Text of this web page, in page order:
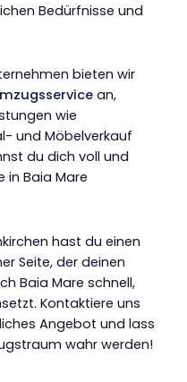
Bedürfnisse und
bieten wir
an,
wie
und Möbelverkauf
du dich voll und
in Baia Mare
hast du einen
Seite, der deinen
Baia Mare schnell,
Kontaktiere uns
Angebot und lass
wahr werden!